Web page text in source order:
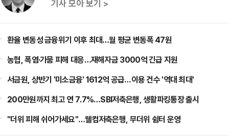
기사 모아 보기 >
환율 변동성 금융위기 이후 최대…월 평균 변동폭 47원
농협, 폭염·가뭄 피해 대응…재해자금 3000억 긴급 지원
서금원, 상반기 '미소금융' 1612억 공급…이용 건수 '역대 최대'
200만원까지 최고 연 7.7%…SBI저축은행, 생활파킹통장 출시
"더위 피해 쉬어가세요"…웰컴저축은행, 무더위 쉼터 운영